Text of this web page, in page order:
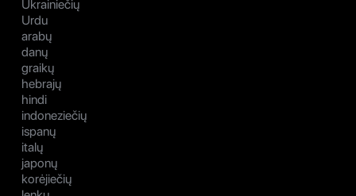
Ukrainiečių
Urdu
arabų
danų
graikų
hebrajų
hindi
indoneziečių
ispanų
italų
japonų
korėjiečių